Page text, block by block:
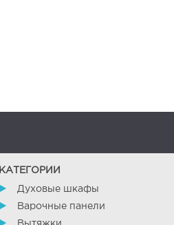
КАТЕГОРИИ
Духовые шкафы
Варочные панели